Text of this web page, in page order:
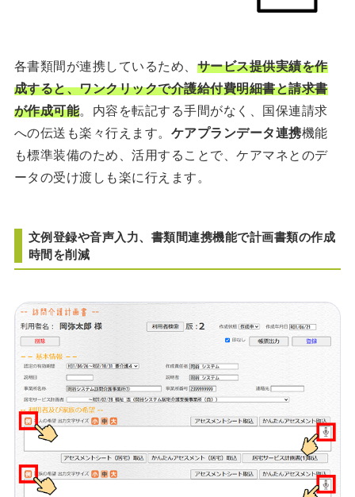
各書類間が連携しているため、 サービス提供実績を作
成すると、ワンクリックで介護給付費明細書と請求書
が作成可能。内容を転記する手間がなく、国保連請求
への伝送も楽々行えます。 ケアプランデータ連携機能
も標準装備のため、活用することで、ケアマネとのデ
ータの受け渡しも楽に行えます。
文例登録や音声入力、書類間連携機能で計画書類の作成
時間を削減